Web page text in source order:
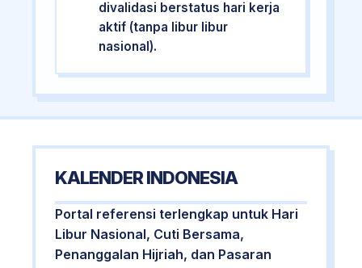
divalidasi berstatus hari kerja
aktif (tanpa libur libur
nasional).
KALENDER INDONESIA
Portal referensi terlengkap untuk Hari
Libur Nasional, Cuti Bersama,
Penanggalan Hijriah, dan Pasaran